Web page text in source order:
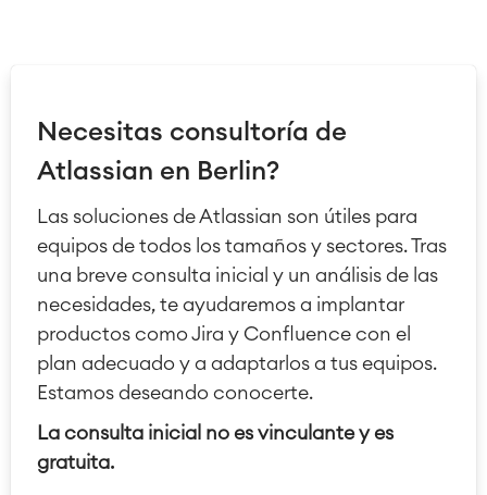
Necesitas consultoría de
Atlassian en Berlin?
Las soluciones de Atlassian son útiles para
equipos de todos los tamaños y sectores. Tras
una breve consulta inicial y un análisis de las
necesidades, te ayudaremos a implantar
productos como Jira y Confluence con el
plan adecuado y a adaptarlos a tus equipos.
Estamos deseando conocerte.
La consulta inicial no es vinculante y es
gratuita.